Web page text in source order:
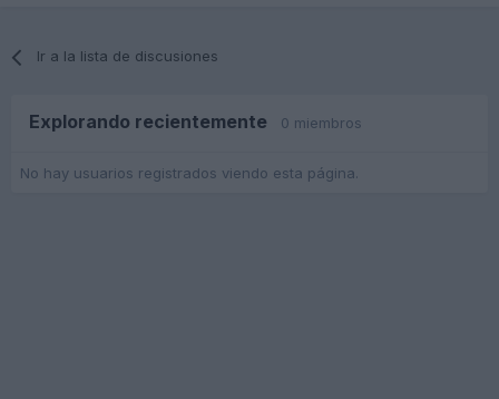
Ir a la lista de discusiones
Explorando recientemente 0 miembros
No hay usuarios registrados viendo esta página.